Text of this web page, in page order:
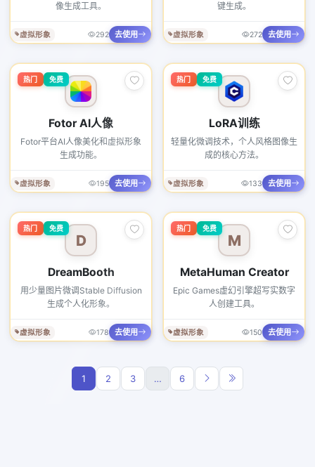
像生成工具。
虚拟形象 292 去使用
键生成。
虚拟形象 272 去使用
热门 免费
Fotor AI人像
Fotor平台AI人像美化和虚拟形象
生成功能。
虚拟形象 195 去使用
热门 免费
LoRA训练
轻量化微调技术，个人风格图像生
成的核心方法。
虚拟形象 133 去使用
D
热门 免费
DreamBooth
用少量图片微调Stable Diffusion
生成个人化形象。
虚拟形象 178 去使用
M
热门 免费
MetaHuman Creator
Epic Games虚幻引擎超写实数字
人创建工具。
虚拟形象 150 去使用
1 2 3 … 6